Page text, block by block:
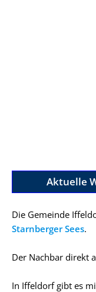
Aktuelle
Die Gemeinde
Starnberger Sees.
Der Nachbar direkt
In Iffeldorf gibt es